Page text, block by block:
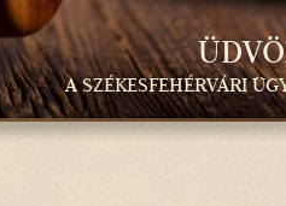
A SZÉKESFEHÉRVÁRI